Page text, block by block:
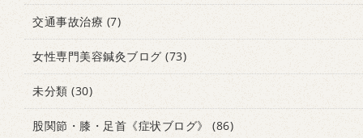
交通事故治療 (7)
女性専門美容鍼灸ブログ (73)
未分類 (30)
股関節・膝・足首《症状ブログ》 (86)